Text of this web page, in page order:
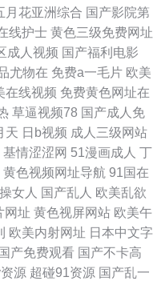
永久线路 91韩国黄色网页 黑
线 91福利网站在线 精品福利
视频福利社 精品国产18久
产精品 99re网 www久久播 日
肏屄丁香 伊人大香蕉影片 超
脚 免费A片精品网 91刺激小
久久中文字幕 欧美综合在线
月花亚洲综合 国产影院第
线护士 黄色三级免费网址
成人视频 国产福利电影
尤物在 免费a一毛片 欧美
在线视频 免费黄色网址在
草逼视频78 国产成人免
天 日b视频 成人三级网站
基情涩涩网 51漫画成人 丁
黄色视频网址导航 91国在
女人 国产乱人 欧美乱欲
网址 黄色视屏网站 欧美午
欧美内射网址 日本中文字
产免费观看 国产不卡高
源 超碰91资源 国产乱一